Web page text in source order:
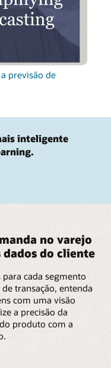
previsão de
inteligente
no varejo
do cliente
cada segmento
transação, entenda
com uma visão
a precisão da
produto com a